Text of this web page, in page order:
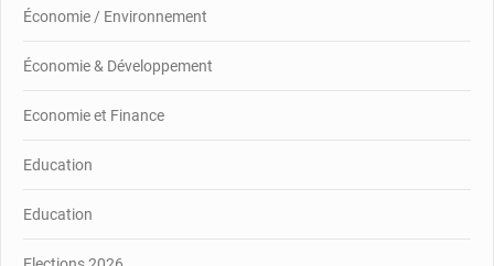
Économie / Environnement
Économie & Développement
Economie et Finance
Education
Education